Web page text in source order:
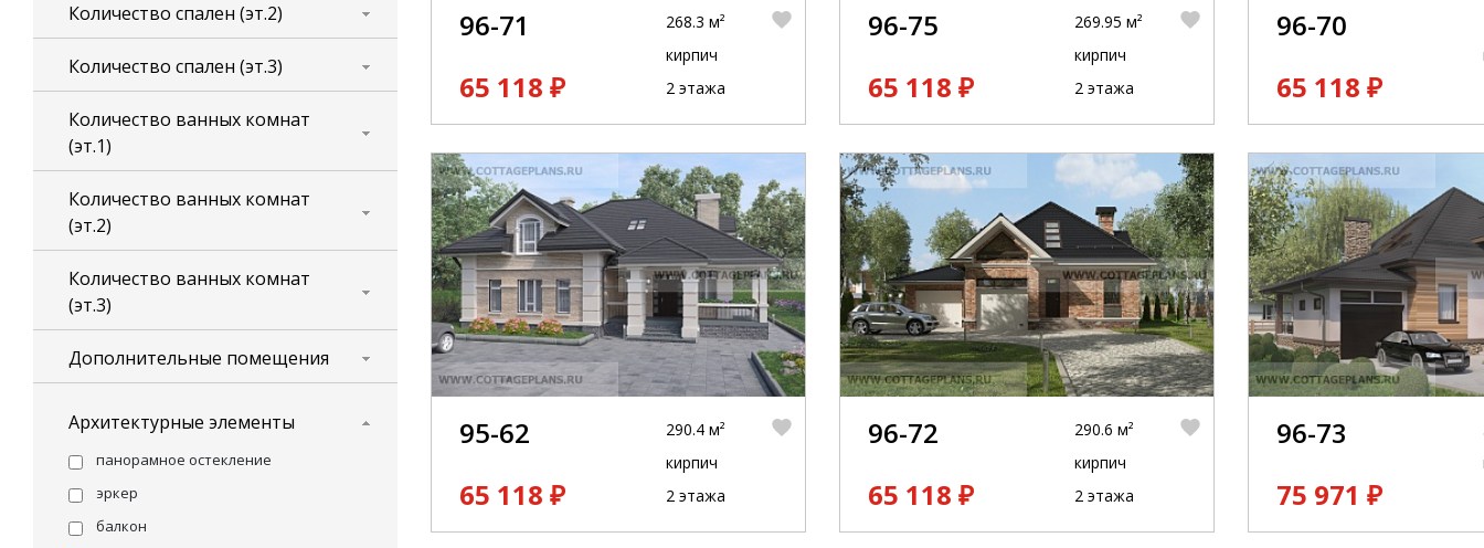
Количество спален (эт.2)
Количество спален (эт.3)
Количество ванных комнат
(эт.1)
Количество ванных комнат
(эт.2)
Количество ванных комнат
(эт.3)
Дополнительные помещения
Архитектурные элементы
панорамное остекление
эркер
балкон
96-71
65 118 ₽
268.3 м²
кирпич
2 этажа
96-75
65 118 ₽
269.95 м²
кирпич
2 этажа
96-70
65 118 ₽
95-62
65 118 ₽
290.4 м²
кирпич
2 этажа
96-72
65 118 ₽
290.6 м²
кирпич
2 этажа
96-73
75 971 ₽